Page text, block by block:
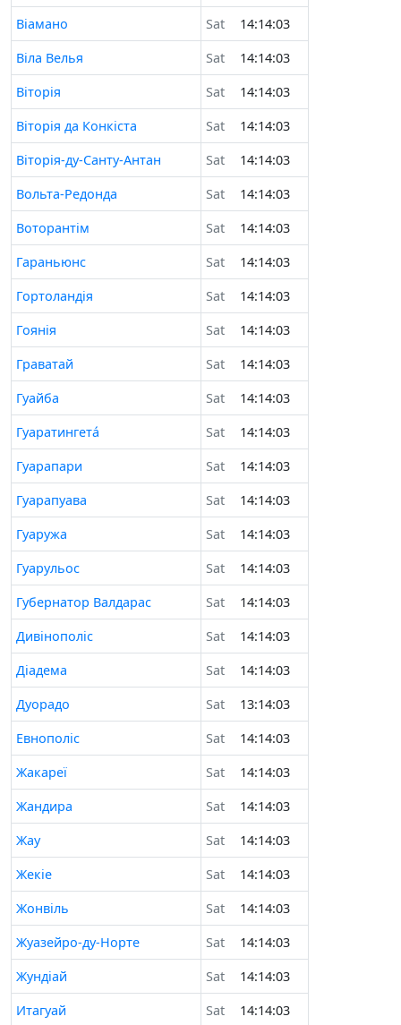
Віамано
Sat
14:14:03
Віла Велья
Sat
14:14:03
Віторія
Sat
14:14:03
Віторія да Конкіста
Sat
14:14:03
Віторія-ду-Санту-Антан
Sat
14:14:03
Вольта-Редонда
Sat
14:14:03
Воторантім
Sat
14:14:03
Гараньюнс
Sat
14:14:03
Гортоландія
Sat
14:14:03
Гоянія
Sat
14:14:03
Граватай
Sat
14:14:03
Гуайба
Sat
14:14:03
Гуарaтингетá
Sat
14:14:03
Гуарапари
Sat
14:14:03
Гуарапуава
Sat
14:14:03
Гуаружа
Sat
14:14:03
Гуарульос
Sat
14:14:03
Губернатор Валдарас
Sat
14:14:03
Дивінополіс
Sat
14:14:03
Діадема
Sat
14:14:03
Дуорадо
Sat
13:14:03
Евнополіс
Sat
14:14:03
Жакареї
Sat
14:14:03
Жандира
Sat
14:14:03
Жау
Sat
14:14:03
Жекіе
Sat
14:14:03
Жонвіль
Sat
14:14:03
Жуазейро-ду-Норте
Sat
14:14:03
Жундіай
Sat
14:14:03
Итагуай
Sat 14:14:03